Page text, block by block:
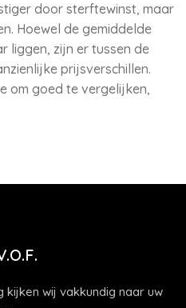
door sterftewinst, maar
Hoewel de gemiddelde
liggen, zijn er tussen de
prijsverschillen.
om goed te vergelijken,
wij vakkundig naar uw